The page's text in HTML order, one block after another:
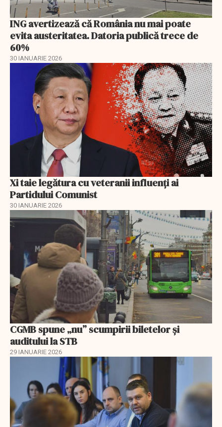
ING avertizează că România nu mai poate
evita austeritatea. Datoria publică trece de
60%
30 IANUARIE 2026
Xi taie legătura cu veteranii influenți ai
Partidului Comunist
30 IANUARIE 2026
CGMB spune „nu” scumpirii biletelor și
auditului la STB
29 IANUARIE 2026